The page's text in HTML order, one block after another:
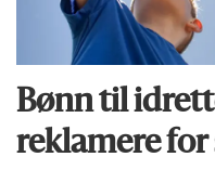
Bønn til
reklamere